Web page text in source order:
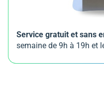
Service gratuit et sans
semaine de 9h à 19h et